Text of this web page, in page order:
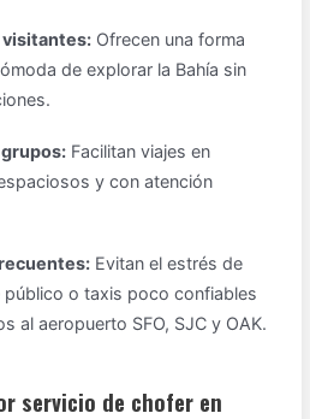
visitantes: Ofrecen una forma
de explorar la Bahía sin
grupos: Facilitan viajes en
y con atención
Evitan el estrés de
o taxis poco confiables
al aeropuerto SFO, SJC y OAK.
servicio de chofer en